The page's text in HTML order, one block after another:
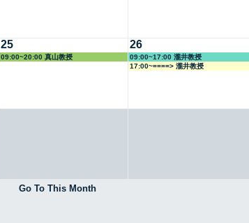
25
09:00~20:00 真山教授
26
09:00~17:00 瀧井教授
17:00~====> 瀧井教授
Go To This Month